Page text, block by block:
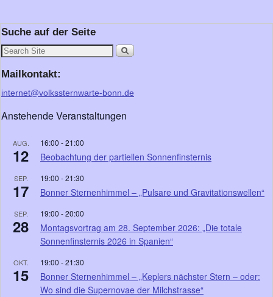
Suche auf der Seite
Mailkontakt:
internet@volkssternwarte-bonn.de
Anstehende Veranstaltungen
AUG.
12
16:00 -21:00
Beobachtung der partiellen Sonnenfinsternis
SEP.
17
19:00 -21:30
Bonner Sternenhimmel – „Pulsare und Gravitationswellen“
SEP.
28
19:00 -20:00
Montagsvortrag am 28. September 2026: „Die totale
Sonnenfinsternis 2026 in Spanien“
OKT.
15
19:00 -21:30
Bonner Sternenhimmel – „Keplers nächster Stern – oder:
Wo sind die Supernovae der Milchstrasse“